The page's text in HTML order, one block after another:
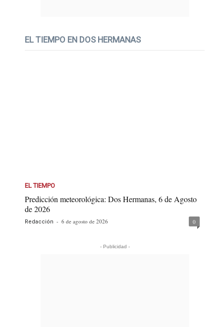
EL TIEMPO EN DOS HERMANAS
EL TIEMPO
Predicción meteorológica: Dos Hermanas, 6 de Agosto
de 2026
Redacción - 6 de agosto de 2026 0
- Publicidad -